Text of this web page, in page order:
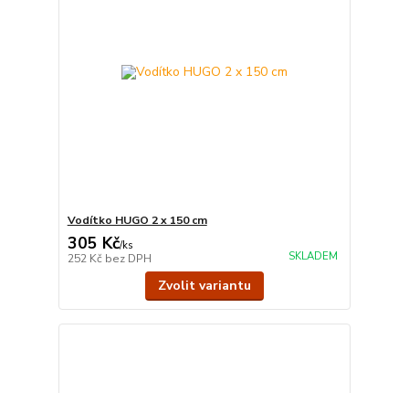
Vodítko HUGO 2 x 150 cm
305 Kč/ks
252 Kč bez DPH SKLADEM
Zvolit variantu